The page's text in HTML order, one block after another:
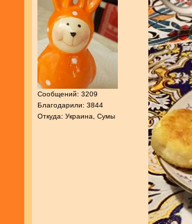
Сообщений: 3209
Благодарили: 3844
Откуда: Украина, Сумы